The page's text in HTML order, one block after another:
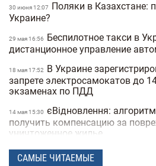
30 июня 12:07
Поляки в Казахстане:
Украине?
29 мая 16:56
Беспилотное такси в
дистанционное управление
18 мая 17:52
В Украине
запрете электросамокатов до
экзаменах по ПДД
14 мая 15:30 єВідновлення:
получить компенсацию за
уничтоженное жилье
15:50 В Украине хотят запретить
САМЫЕ ЧИТАЕМЫЕ